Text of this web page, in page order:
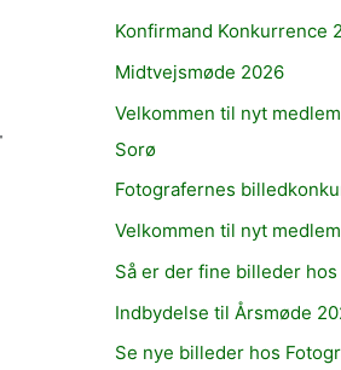
Konfirmand Konkurrence
Midtvejsmøde 2026
Velkommen til nyt
Sorø
Fotografernes
Velkommen til nyt
Så er der fine billeder hos
Indbydelse til Årsmøde
Se nye billeder hos